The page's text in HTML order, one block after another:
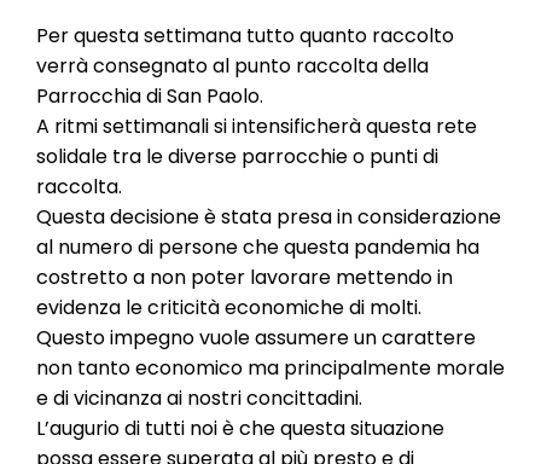
Per questa settimana tutto quanto raccolto
verrà consegnato al punto raccolta della
Parrocchia di San Paolo.
A ritmi settimanali si intensificherà questa rete
solidale tra le diverse parrocchie o punti di
raccolta.
Questa decisione è stata presa in considerazione
al numero di persone che questa pandemia ha
costretto a non poter lavorare mettendo in
evidenza le criticità economiche di molti.
Questo impegno vuole assumere un carattere
non tanto economico ma principalmente morale
e di vicinanza ai nostri concittadini.
L’augurio di tutti noi è che questa situazione